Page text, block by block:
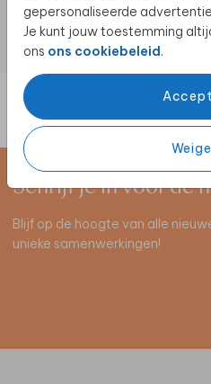
gepersonaliseerde
Je kunt jouw toestemming
ons ons cookiebeleid.
Schrijf je in voor de
Blijf op de hoogte van alle
unieke samenwerkingen!